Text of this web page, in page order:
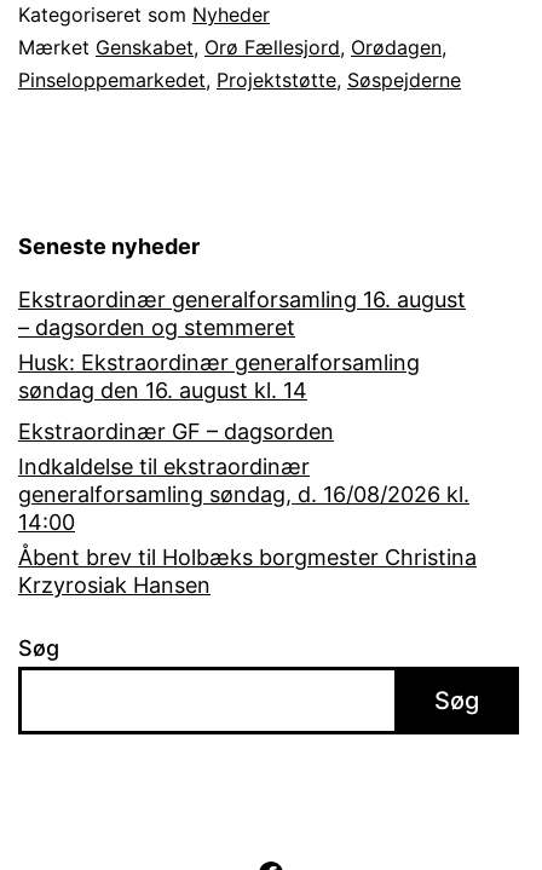
lokale
medie
Kategoriseret som Nyheder
Mærket Genskabet, Orø Fællesjord, Orødagen,
Pinseloppemarkedet, Projektstøtte, Søspejderne
Seneste nyheder
Ekstraordinær generalforsamling 16. august
– dagsorden og stemmeret
Husk: Ekstraordinær generalforsamling
søndag den 16. august kl. 14
Ekstraordinær GF – dagsorden
Indkaldelse til ekstraordinær
generalforsamling søndag, d. 16/08/2026 kl.
14:00
Åbent brev til Holbæks borgmester Christina
Krzyrosiak Hansen
Søg
Søg